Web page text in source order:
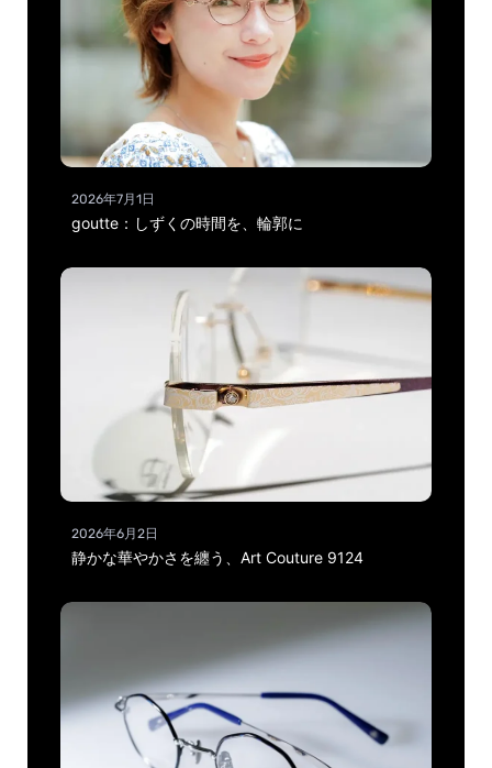
2026年7月1日
goutte：しずくの時間を、輪郭に
2026年6月2日
静かな華やかさを纏う、Art Couture 9124